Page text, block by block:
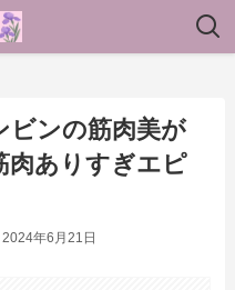
ビンの筋肉美が
肉ありすぎエピ
2024年6月21日